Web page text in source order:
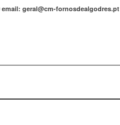
email: geral@cm-fornosdealgodres.pt